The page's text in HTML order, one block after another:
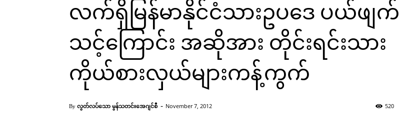
အမျိုးသားလွှတ်တော်အစည်းအဝေးမြင်ကွင်း(Internet)
လက်ရှိမြန်မာနိုင်ငံသားဥပဒေ ပယ်ဖျက်
သင့်ကြောင်း အဆိုအား တိုင်းရင်းသား
ကိုယ်စားလှယ်များကန့်ကွက်
By လွတ်လပ်သော မွန်သတင်းအေဂျင်စီ - November 7, 2012 520